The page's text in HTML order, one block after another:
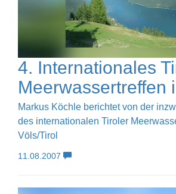
4. Internationales
Meerwassertreffen
Markus Köchle berichtet von der
des internationalen Tiroler
Völs/Tirol
11.08.2007